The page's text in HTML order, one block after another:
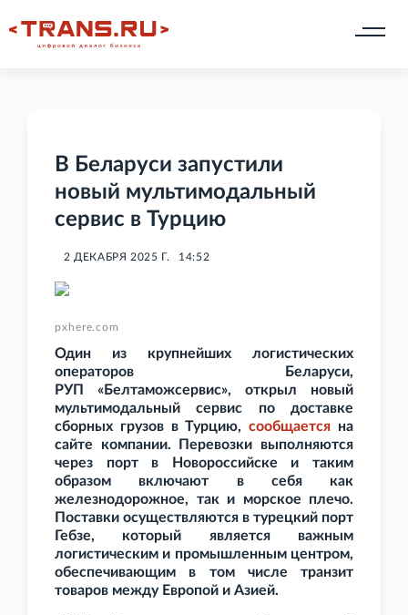
В Беларуси запустили
новый мультимодальный
сервис в Турцию
2 ДЕКАБРЯ 2025 Г. 14:52
pxhere.com
Один из крупнейших логистических
операторов Беларуси,
РУП
«Белтаможсервис», открыл новый
мультимодальный сервис по доставке
сборных грузов в Турцию,сообщается на
сайте компании. Перевозки выполняются
через порт в Новороссийске и таким
образом включают в себя как
железнодорожное, так и морское плечо.
Поставки осуществляются в турецкий порт
Гебзе, который является важным
логистическим и промышленным центром,
обеспечивающим в том числе транзит
товаров между Европой и Азией.